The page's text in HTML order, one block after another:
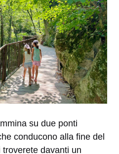
su due ponti
conducono alla fine del
davanti un